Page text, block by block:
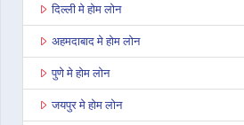
दिल्ली मे होम लोन
अहमदाबाद मे होम लोन
पुणे मे होम लोन
जयपुर मे होम लोन